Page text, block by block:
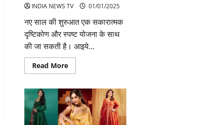
INDIA NEWS TV 01/01/2025
नए साल की शुरुआत एक सकारात्मक
दृष्टिकोण और स्पष्ट योजना के साथ
की जा सकती है। आइये...
Read MoreRead
more
साल
पर
कैसे
करें
शुरुआत